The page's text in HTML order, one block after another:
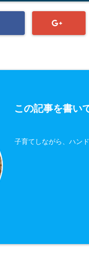
この記事を書い
子育てしながら、ハン